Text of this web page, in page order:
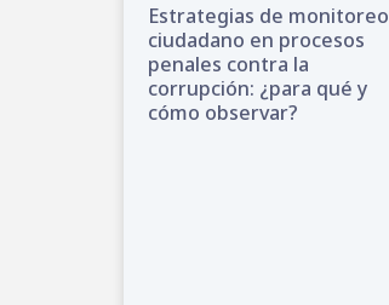
Estrategias de monitoreo
ciudadano en procesos
penales contra la
corrupción: ¿para qué y
cómo observar?